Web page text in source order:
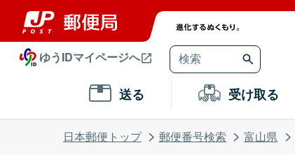
ゆうIDマイページへ
送る 受け取る
日本郵便トップ 郵便番号検索 富山県